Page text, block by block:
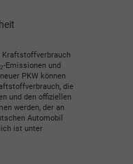
Kraftstoffverbrauch
2-Emissionen und
PKW können
die
und den offiziellen
werden, der an
Automobil
ist unter